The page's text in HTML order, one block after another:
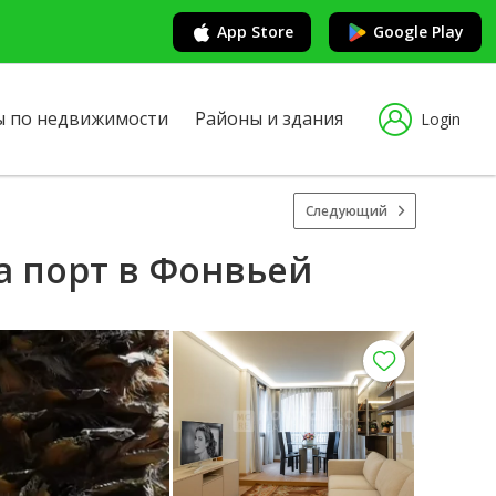
App Store Google Play
по недвижимости Районы и здания Login
Следующий
порт в Фонвьей